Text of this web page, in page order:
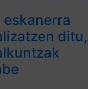
eskanerra
ditu,